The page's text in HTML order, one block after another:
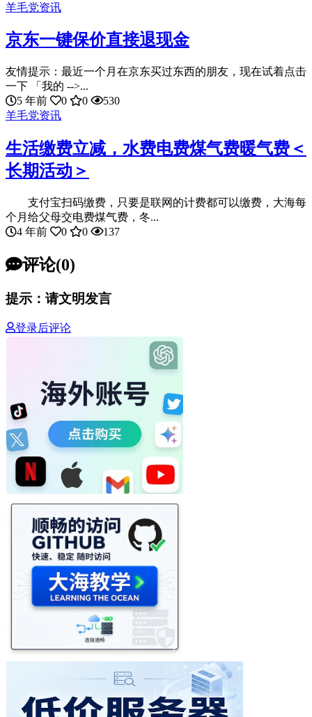
羊毛党资讯
京东一键保价直接退现金
友情提示：最近一个月在京东买过东西的朋友，现在试着点击
一下 「我的 -->...
5 年前
0 0
530
羊毛党资讯
生活缴费立减，水费电费煤气费暖气费＜
长期活动＞
支付宝扫码缴费，只要是联网的计费都可以缴费，大海每
个月给父母交电费煤气费，冬...
4 年前
0 0 137
评论(0)
提示：请文明发言
登录后评论